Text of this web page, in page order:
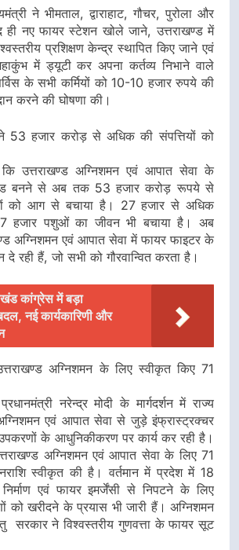
ने भीमताल, द्वाराहाट, गौचर, पुरोला और
ही नए फायर स्टेशन खोले जाने, उत्तराखण्ड में
प्रशिक्षण केन्द्र स्थापित किए जाने एवं
में ड्यूटी कर अपना कर्तव्य निभाने वाले
के सभी कर्मियों को 10-10 हजार रुपये की
करने की घोषणा की।
ने 53 हजार करोड़ से अधिक की संपत्तियों को
उत्तराखण्ड अग्निशमन एवं आपात सेवा के
बनने से अब तक 53 हजार करोड़ रूपये से
को आग से बचाया है। 27 हजार से अधिक
हजार पशुओं का जीवन भी बचाया है। अब
अग्निशमन एवं आपात सेवा में फायर फाइटर के
रही हैं, जो सभी को गौरवान्वित करता है।
कांग्रेस में बड़ा
नई कार्यकारिणी और
अग्निशमन के लिए स्वीकृत किए 71
नरेन्द्र मोदी के मार्गदर्शन में राज्य
एवं आपात सेवा से जुड़े इंफ्रास्ट्रक्चर
के आधुनिकीकरण पर कार्य कर रही है।
अग्निशमन एवं आपात सेवा के लिए 71
स्वीकृत की है। वर्तमान में प्रदेश में 18
एवं फायर इमर्जेंसी से निपटने के लिए
को खरीदने के प्रयास भी जारी हैं। अग्निशमन
सरकार ने विश्वस्तरीय गुणवत्ता के फायर सूट